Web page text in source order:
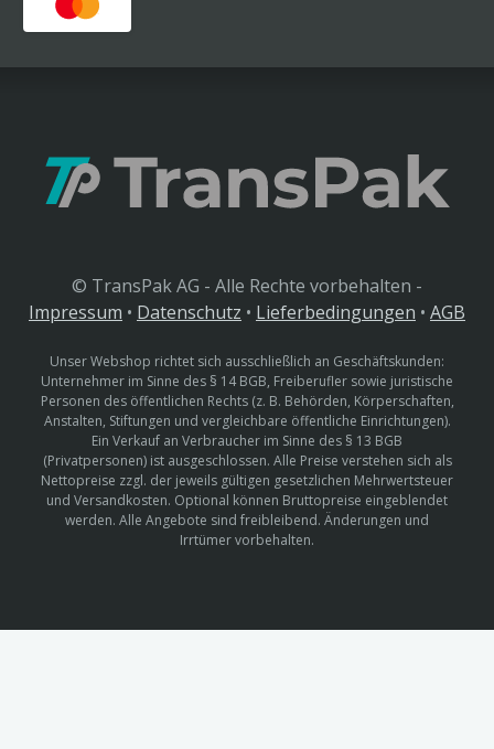
© TransPak AG - Alle Rechte vorbehalten -
Impressum • Datenschutz • Lieferbedingungen • AGB
Unser Webshop richtet sich ausschließlich an Geschäftskunden:
Unternehmer im Sinne des § 14 BGB, Freiberufler sowie juristische
Personen des öffentlichen Rechts (z. B. Behörden, Körperschaften,
Anstalten, Stiftungen und vergleichbare öffentliche Einrichtungen).
Ein Verkauf an Verbraucher im Sinne des § 13 BGB
(Privatpersonen) ist ausgeschlossen. Alle Preise verstehen sich als
Nettopreise zzgl. der jeweils gültigen gesetzlichen Mehrwertsteuer
und Versandkosten. Optional können Bruttopreise eingeblendet
werden. Alle Angebote sind freibleibend. Änderungen und
Irrtümer vorbehalten.